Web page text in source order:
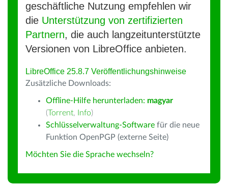
geschäftliche Nutzung empfehlen wir
die Unterstützung von zertifizierten
Partnern, die auch langzeitunterstützte
Versionen von LibreOffice anbieten.
LibreOffice 25.8.7 Veröffentlichungshinweise
Zusätzliche Downloads:
Offline-Hilfe herunterladen: magyar
(Torrent, Info)
Schlüsselverwaltung-Software für die neue
Funktion OpenPGP (externe Seite)
Möchten Sie die Sprache wechseln?